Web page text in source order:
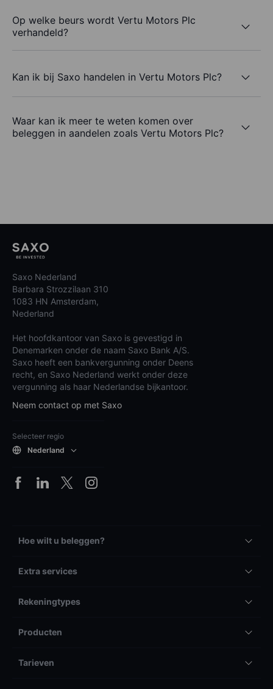
Op welke beurs wordt Vertu Motors Plc
verhandeld?
Kan ik bij Saxo handelen in Vertu Motors Plc?
Waar kan ik meer te weten komen over
beleggen in aandelen zoals Vertu Motors Plc?
Saxo Nederland
Barbara Strozzilaan 310
1083 HN Amsterdam,
Nederland
Het hoofdkantoor van Saxo is gevestigd in
Denemarken onder de naam Saxo Bank A/S.
Saxo heeft een bankvergunning onder Deens
recht, en Saxo Nederland werkt onder deze
vergunning als haar Nederlandse bijkantoor.
Neem contact op met Saxo
Selecteer regio
Nederland
Hoe wilt u beleggen?
Extra services
Rekeningtypes
Producten
Tarieven